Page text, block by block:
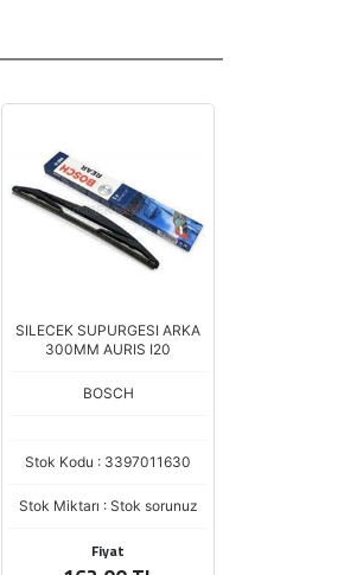
SILECEK SUPURGESI ARKA
300MM AURIS I20
BOSCH
Stok Kodu : 3397011630
Stok Miktarı : Stok sorunuz
Fiyat